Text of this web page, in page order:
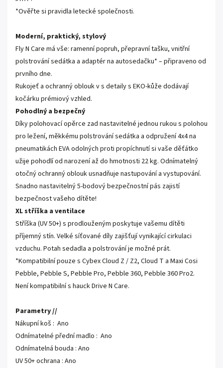
*Ověřte si pravidla letecké společnosti.
Moderní, praktický, stylový
Fly N Care má vše: ramenní popruh, přepravní tašku, vnitřní
polstrování sedátka a adaptér na autosedačku* – připraveno od
prvního dne.
Rukojeť a ochranný oblouk v s detaily s EKO-kůže dodávají
kočárku prémiový vzhled.
Pohodlný a bezpečný
Díky polohovací opěrce zad nastavitelné jednou rukou s polohou
pro ležení, měkkému polstrování sedátka a odpružení 4x4 na
pneumatikách EVA odolných proti propíchnutí si vaše děťátko
užije pohodlí od narození až do hmotnosti 22 kg. Odnímatelný
otočný ochranný oblouk usnadňuje nastupování a vystupování.
Snadno nastavitelný 5-bodový bezpečnostní pás zajistí
bezpečnost vašeho dítěte!
XL stříška a ventilace
Stříška (UV 50+) s prodlouženým poskytuje vašemu dítěti
příjemný stín. Velké síťované díly zajišťují vynikající cirkulaci
vzduchu. Potah sedadla a polstrování je možné prát.
*Kompatibilní pouze s Cybex Cloud Z / Z2, Cloud T a Maxi Cosi
Pebble, Pebble S, Pebble Pro, Pebble 360, Pebble 360 Pro2.
Není kompatibilní s hauck Drive N Care.
Parametry //
Nákupní koš : Ano
Odnímatelné přední madlo : Ano
Odnímatelná bouda : Ano
UV 50+ ochrana : Ano